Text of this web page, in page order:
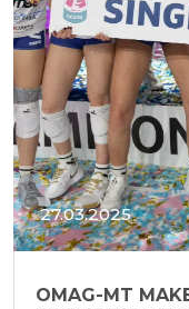
27.03.2025
OMAG-MT